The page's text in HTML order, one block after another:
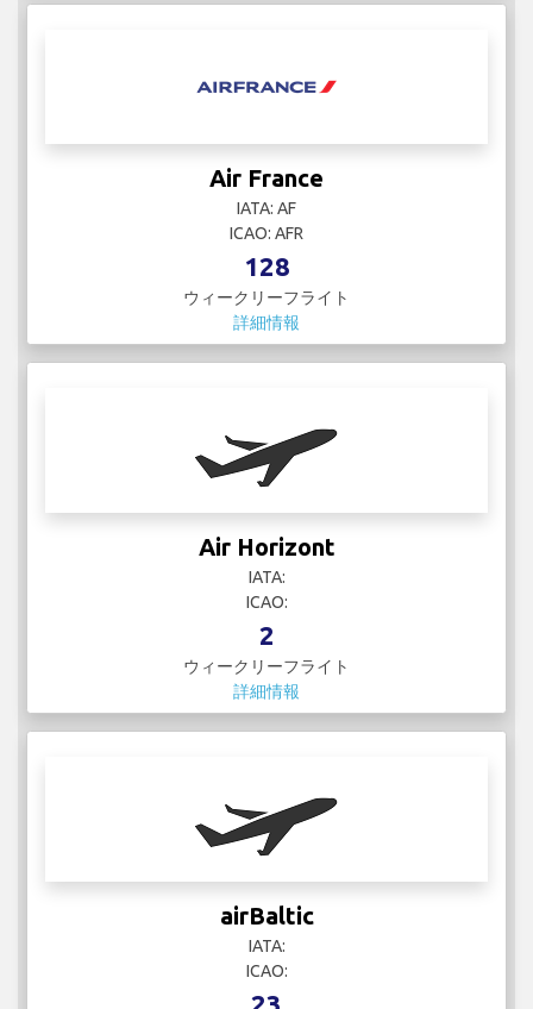
Air France
IATA: AF
ICAO: AFR
128
ウィークリーフライト
詳細情報
Air Horizont
IATA:
ICAO:
2
ウィークリーフライト
詳細情報
airBaltic
IATA:
ICAO: